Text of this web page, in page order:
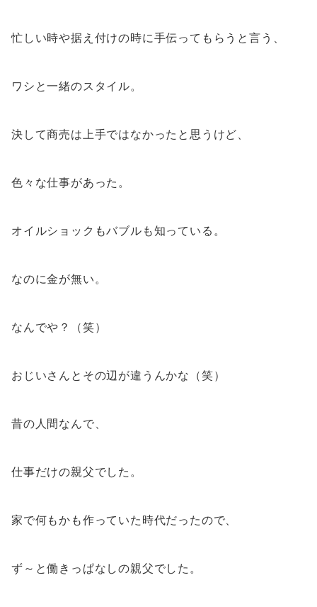
忙しい時や据え付けの時に手伝ってもらうと言う、
ワシと一緒のスタイル。
決して商売は上手ではなかったと思うけど、
色々な仕事があった。
オイルショックもバブルも知っている。
なのに金が無い。
なんでや？（笑）
おじいさんとその辺が違うんかな（笑）
昔の人間なんで、
仕事だけの親父でした。
家で何もかも作っていた時代だったので、
ず～と働きっぱなしの親父でした。